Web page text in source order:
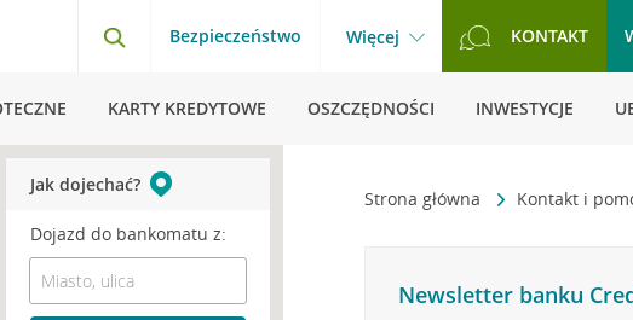
Bezpieczeństwo Więcej KONTAKT
KARTY KREDYTOWE OSZCZĘDNOŚCI INWESTYCJE
Strona główna Kontakt i
Newsletter banku
Jak dojechać?
Dojazd do bankomatu z: